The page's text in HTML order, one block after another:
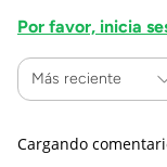
Por favor, inicia
Más reciente
Cargando